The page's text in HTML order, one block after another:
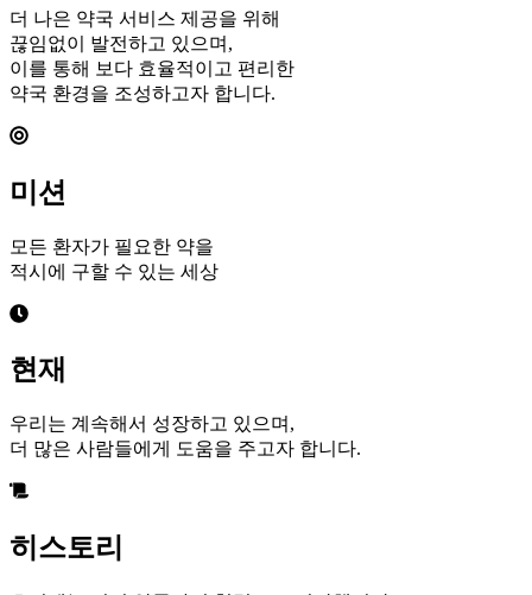
더 나은 약국 서비스 제공을 위해
끊임없이 발전하고 있으며,
이를 통해 보다 효율적이고 편리한
약국 환경을 조성하고자 합니다.
미션
모든 환자가 필요한 약을
적시에 구할 수 있는 세상
현재
우리는 계속해서 성장하고 있으며,
더 많은 사람들에게 도움을 주고자 합니다.
히스토리